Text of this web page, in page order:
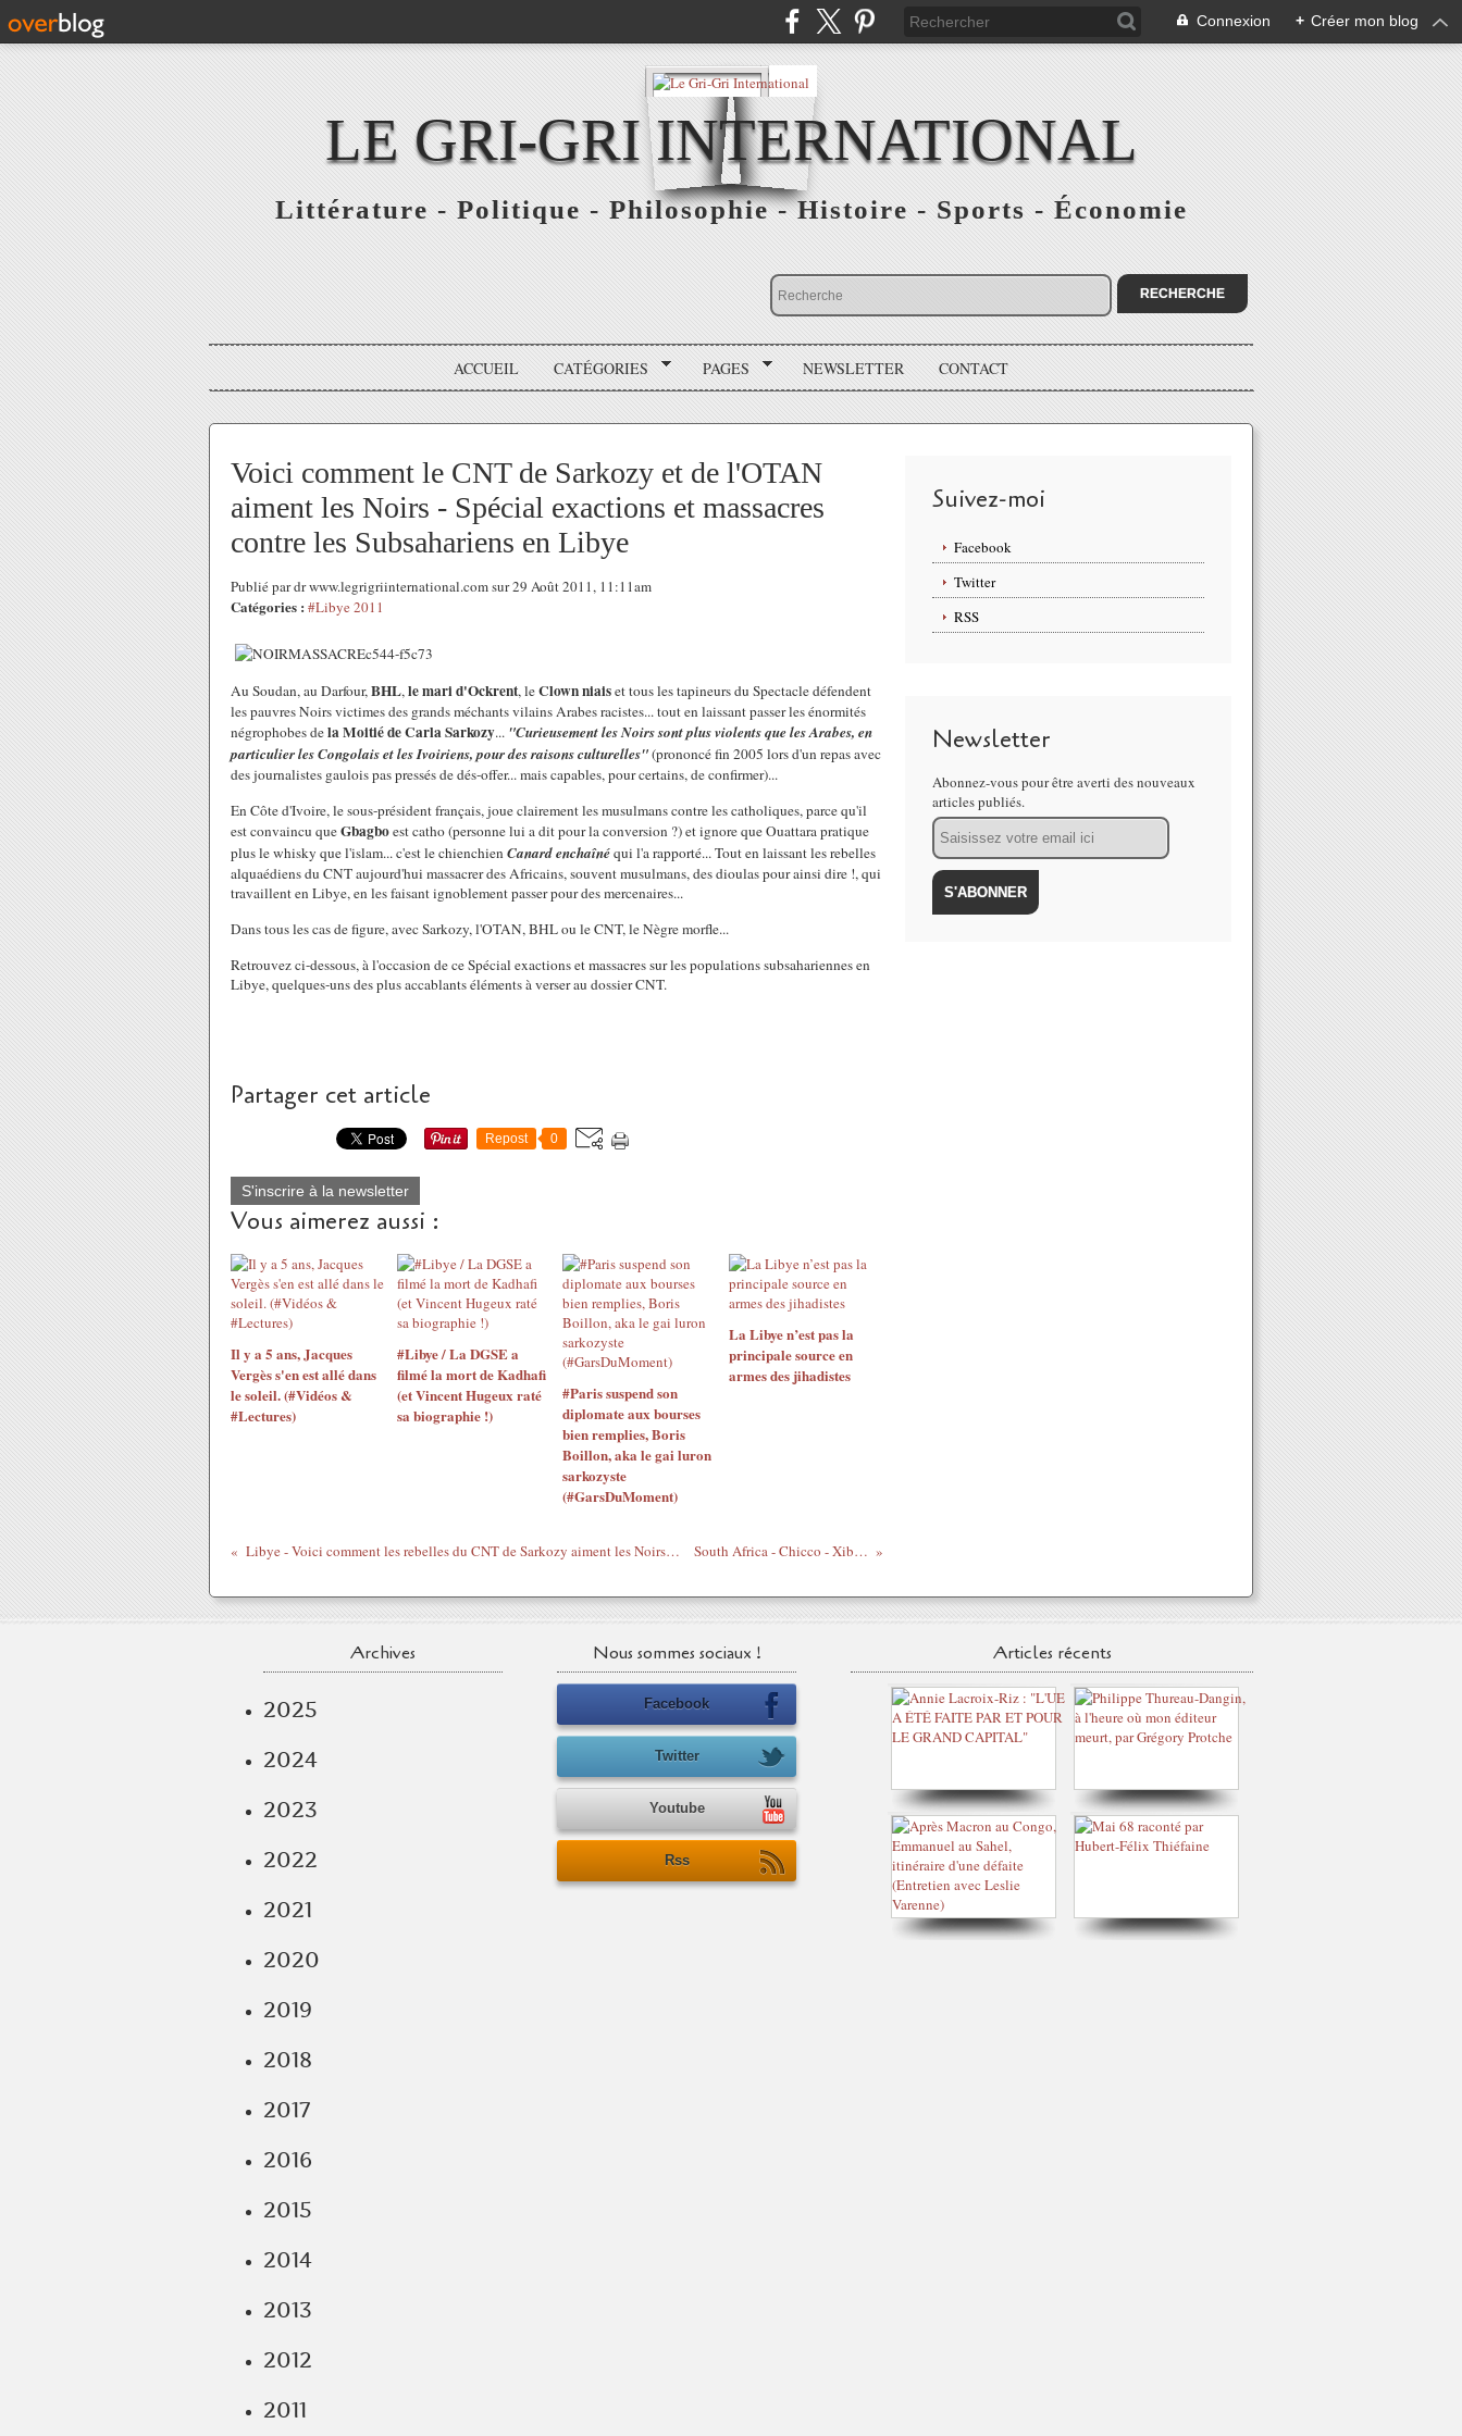
Connexion + Créer mon blog
LE GRI-GRI INTERNATIONAL
Littérature - Politique - Philosophie - Histoire - Sports - Économie
ACCUEIL CATÉGORIES PAGES NEWSLETTER CONTACT
Voici comment le CNT de Sarkozy et de l'OTAN
aiment les Noirs - Spécial exactions et massacres
contre les Subsahariens en Libye
Publié par dr www.legrigriinternational.com sur 29 Août 2011, 11:11am
Catégories : #Libye 2011
Au Soudan, au Darfour,BHL,le mari d'Ockrent, leClown niaiset tous les tapineurs du Spectacle défendent
les pauvres Noirs victimes des grands méchants vilains Arabes racistes... tout en laissant passer les énormités
négrophobes dela Moitié de Carla Sarkozy... "Curieusement les Noirs sont plus violents que les Arabes, en
particulier les Congolais et les Ivoiriens, pour des raisons culturelles"(prononcé fin 2005 lors d'un repas avec
des journalistes gaulois pas pressés de dés-offer... mais capables, pour certains, de confirmer)...
En Côte d'Ivoire, le sous-président français, joue clairement les musulmans contre les catholiques, parce qu'il
est convaincu queGbagboest catho (personne lui a dit pour la conversion ?) et ignore que Ouattara pratique
plus le whisky que l'islam... c'est le chienchienCanard enchaînéqui l'a rapporté... Tout en laissant les rebelles
alquaédiens du CNT aujourd'hui massacrer des Africains, souvent musulmans, des dioulas pour ainsi dire !, qui
travaillent en Libye, en les faisant ignoblement passer pour des mercenaires...
Dans tous les cas de figure, avec Sarkozy, l'OTAN, BHL ou le CNT, le Nègre morfle...
Retrouvez ci-dessous, à l'occasion de ce Spécial exactions et massacres sur les populations subsahariennes en
Libye, quelques-uns des plus accablants éléments à verser au dossier CNT.
Partager cet article
Repost 0
S'inscrire à la newsletter
Vous aimerez aussi :
Il y a 5 ans, Jacques
Vergès s'en est allé dans
le soleil. (#Vidéos &
#Lectures)
#Libye / La DGSE a
filmé la mort de Kadhafi
(et Vincent Hugeux raté
sa biographie !)
#Paris suspend son
diplomate aux bourses
bien remplies, Boris
Boillon, aka le gai luron
sarkozyste
(#GarsDuMoment)
La Libye n’est pas la
principale source en
armes des jihadistes
Libye - Voici comment les rebelles du CNT de Sarkozy aiment les Noirs (5) South Africa - Chicco - Xibam
Suivez-moi
Facebook
Twitter
RSS
Newsletter
Abonnez-vous pour être averti des nouveaux
articles publiés.
Email
Archives
2025
2024
2023
2022
2021
2020
2019
2018
2017
2016
2015
2014
2013
2012
2011
Nous sommes sociaux !
Facebook
Twitter
Youtube
Rss
Articles récents